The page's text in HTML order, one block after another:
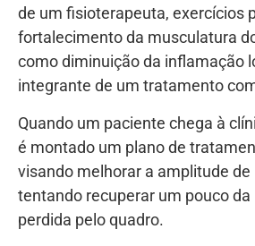
de um fisioterapeuta, exercícios
fortalecimento da musculatura
como diminuição da inflamação
integrante de um tratamento
Quando um paciente chega à
é montado um plano de
visando melhorar a amplitude
tentando recuperar um pouco
perdida pelo quadro.